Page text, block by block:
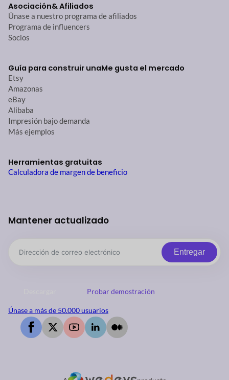
Asociación& Afiliados
Únase a nuestro programa de afiliados
Programa de influencers
Socios
Guía para construir unaMe gusta el mercado
Etsy
Amazonas
eBay
Alibaba
Impresión bajo demanda
Más ejemplos
Herramientas gratuitas
Calculadora de margen de beneficio
Mantener actualizado
Entregar
Probar demostración
Únase a más de 50.000 usuarios